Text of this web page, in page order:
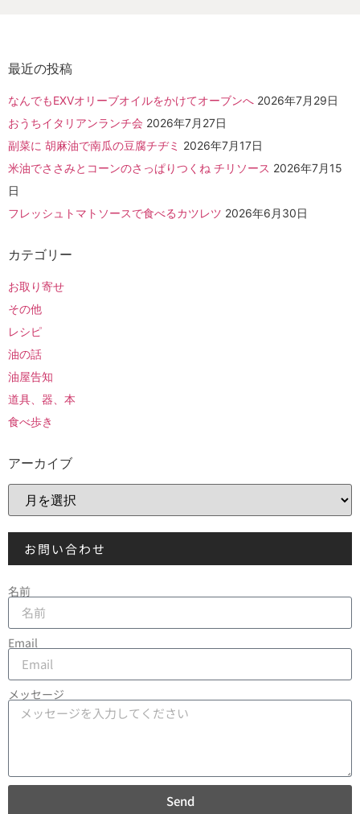
最近の投稿
なんでもEXVオリーブオイルをかけてオーブンへ 2026年7月29日
おうちイタリアンランチ会 2026年7月27日
副菜に 胡麻油で南瓜の豆腐チヂミ 2026年7月17日
米油でささみとコーンのさっぱりつくね チリソース 2026年7月15
日
フレッシュトマトソースで食べるカツレツ 2026年6月30日
カテゴリー
お取り寄せ
その他
レシピ
油の話
油屋告知
道具、器、本
食べ歩き
アーカイブ
お問い合わせ
名前
Email
メッセージ
Send